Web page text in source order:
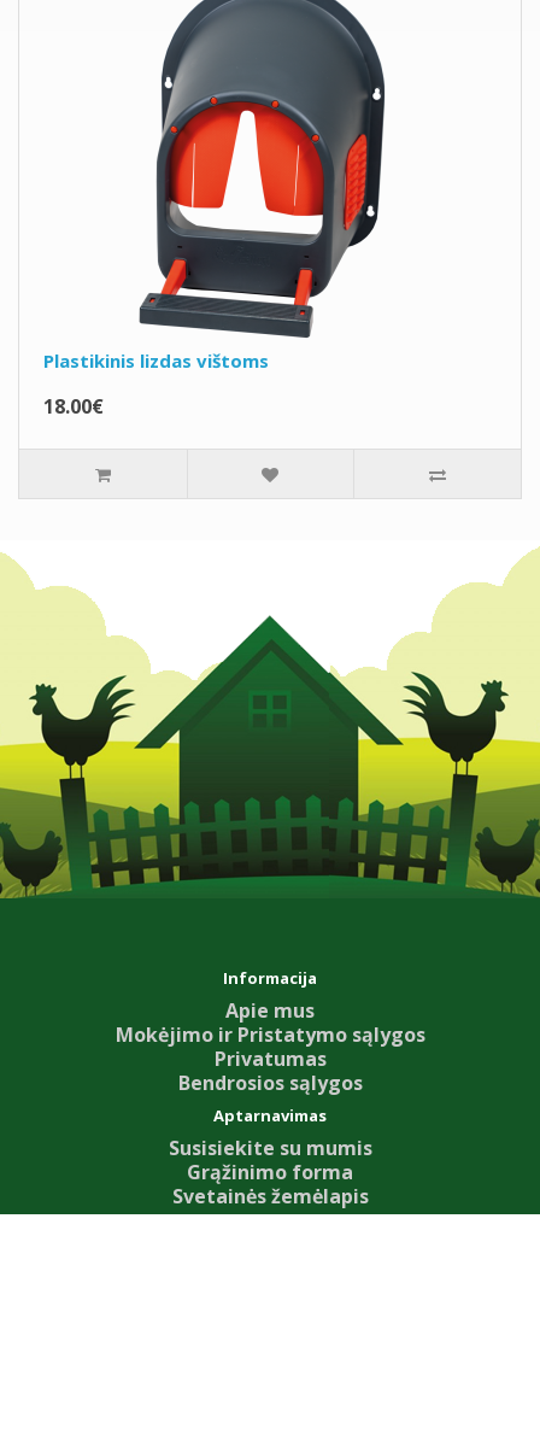
Plastikinis lizdas vištoms
18.00€
Informacija
Apie mus
Mokėjimo ir Pristatymo sąlygos
Privatumas
Bendrosios sąlygos
Aptarnavimas
Susisiekite su mumis
Grąžinimo forma
Svetainės žemėlapis